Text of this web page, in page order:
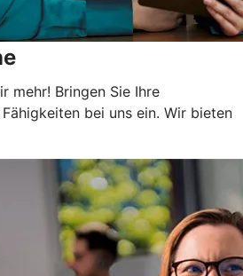
mehr! Bringen Sie Ihre
bei uns ein. Wir bieten